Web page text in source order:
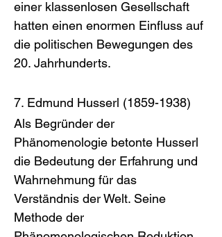
einer klassenlosen Gesellschaft
hatten einen enormen Einfluss auf
die politischen Bewegungen des
20. Jahrhunderts.
7. Edmund Husserl (1859-1938)
Als Begründer der
Phänomenologie betonte Husserl
die Bedeutung der Erfahrung und
Wahrnehmung für das
Verständnis der Welt. Seine
Methode der